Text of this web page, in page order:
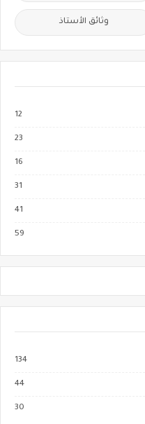
وثائق الأستاذ
12
23
16
31
41
59
134
44
30